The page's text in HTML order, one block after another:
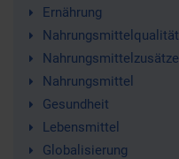
Ernährung
Nahrungsmittelqualität
Nahrungsmittelzusätze
Nahrungsmittel
Gesundheit
Lebensmittel
Globalisierung